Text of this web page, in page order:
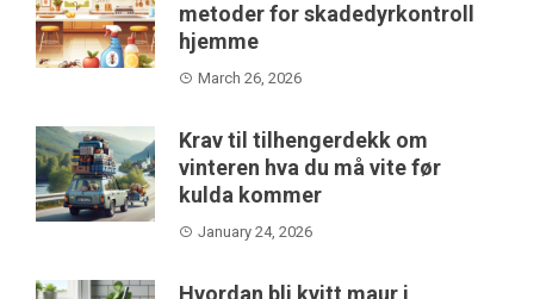
metoder for skadedyrkontroll
hjemme
March 26, 2026
Krav til tilhengerdekk om
vinteren hva du må vite før
kulda kommer
January 24, 2026